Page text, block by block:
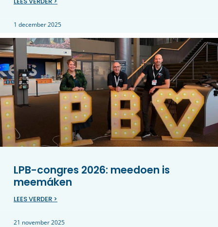
1 december 2025
LPB-congres 2026: meedoen is
meemáken
LEES VERDER >
21 november 2025